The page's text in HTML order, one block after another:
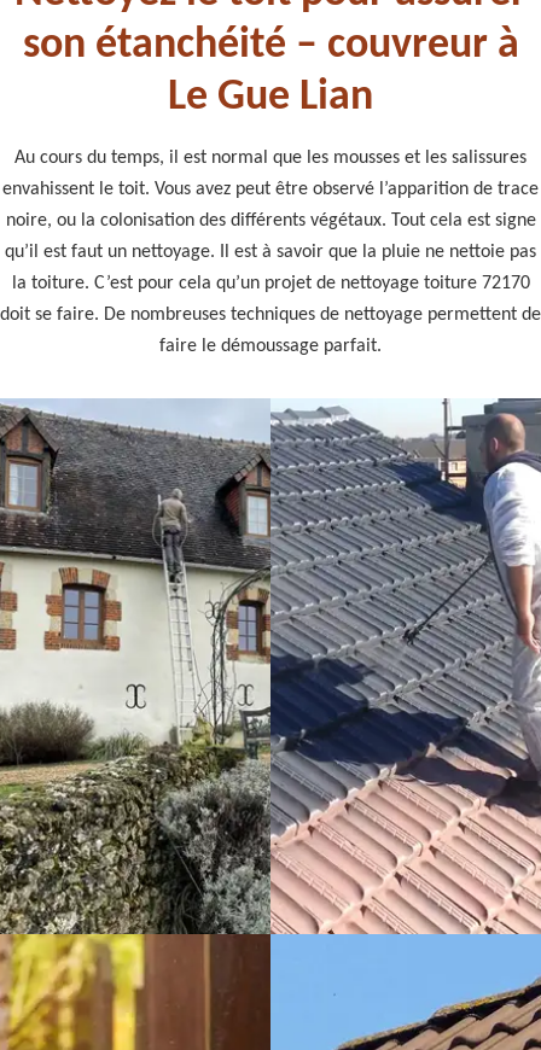
son étanchéité – couvreur à
Le Gue Lian
Au cours du temps, il est normal que les mousses et les salissures
envahissent le toit. Vous avez peut être observé l’apparition de trace
noire, ou la colonisation des différents végétaux. Tout cela est signe
qu’il est faut un nettoyage. Il est à savoir que la pluie ne nettoie pas
la toiture. C’est pour cela qu’un projet de nettoyage toiture 72170
doit se faire. De nombreuses techniques de nettoyage permettent de
faire le démoussage parfait.